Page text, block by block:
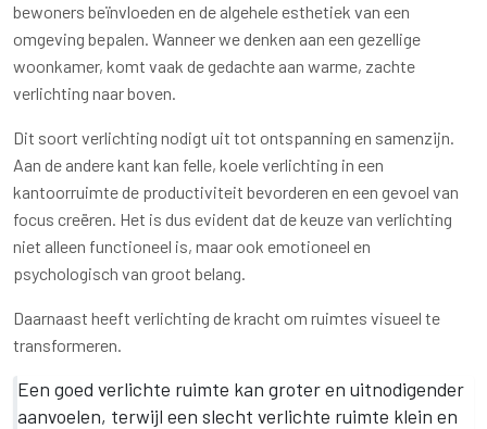
bewoners beïnvloeden en de algehele esthetiek van een
omgeving bepalen. Wanneer we denken aan een gezellige
woonkamer, komt vaak de gedachte aan warme, zachte
verlichting naar boven.
Dit soort verlichting nodigt uit tot ontspanning en samenzijn.
Aan de andere kant kan felle, koele verlichting in een
kantoorruimte de productiviteit bevorderen en een gevoel van
focus creëren. Het is dus evident dat de keuze van verlichting
niet alleen functioneel is, maar ook emotioneel en
psychologisch van groot belang.
Daarnaast heeft verlichting de kracht om ruimtes visueel te
transformeren.
Een goed verlichte ruimte kan groter en uitnodigender
aanvoelen, terwijl een slecht verlichte ruimte klein en